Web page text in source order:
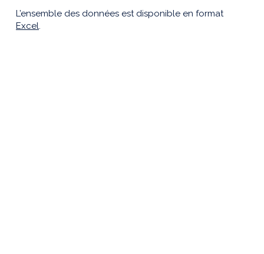
L’ensemble des données est disponible en format
Excel.